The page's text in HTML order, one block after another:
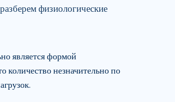
физиологические
является формой
количество незначительно по